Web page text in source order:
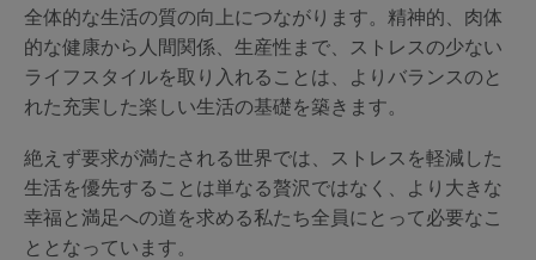
全体的な生活の質の向上につながります。精神的、肉体
的な健康から人間関係、生産性まで、ストレスの少ない
ライフスタイルを取り入れることは、よりバランスのと
れた充実した楽しい生活の基礎を築きます。
絶えず要求が満たされる世界では、ストレスを軽減した
生活を優先することは単なる贅沢ではなく、より大きな
幸福と満足への道を求める私たち全員にとって必要なこ
ととなっています。